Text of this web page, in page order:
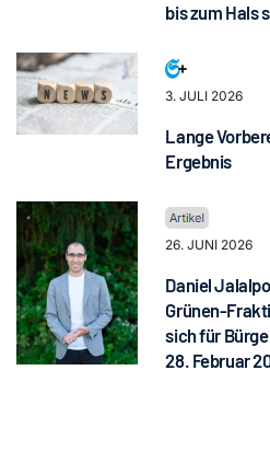
bis zum Hals
3. JULI 2026
Lange
Ergebnis
26. JUNI 2026
Daniel
Grünen-
sich für
28. Februar